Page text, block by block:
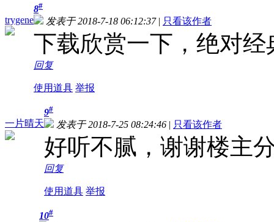
trygene
8#
发表于 2018-7-18 06:12:37 | 只看该作者
下载欣赏一下，绝对经
回复
使用道具 举报
一片晴天
9#
发表于 2018-7-25 08:24:46 | 只看该作者
好听不腻，谢谢楼主
回复
使用道具 举报
10#